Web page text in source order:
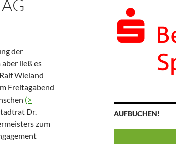
der
ließ es
Wieland
Freitagabend
(>
Dr.
zum
AUFBUCHEN!